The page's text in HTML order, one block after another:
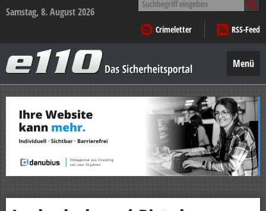
Samstag, 8. August 2026
nach:
Crimeletter
RSS-Feed
–
Das
Sicherheitsportal
Menü
Zum
Inhalt
springen